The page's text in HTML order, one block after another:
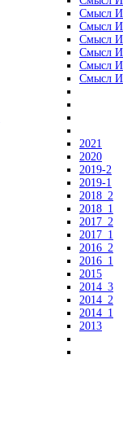
Смысл
Смысл
Смысл
Смысл
Смысл
Смысл
2021
2020
2019-2
2019-1
2018_2
2018_1
2017_2
2017_1
2016_2
2016_1
2015
2014_3
2014_2
2014_1
2013